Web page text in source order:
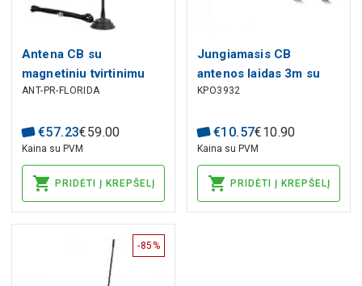
Antena CB su
magnetiniu tvirtinimu
PRESIDENT FLORIDA S
ANT-PR-FLORIDA
€57.23€59.00
Kaina su PVM
PRIDĖTI Į KREPŠELĮ
Jungiamasis CB
antenos laidas 3m su
UHF perėjimu
KPO3932
€10.57€10.90
Kaina su PVM
PRIDĖTI Į KREPŠELĮ
-85%